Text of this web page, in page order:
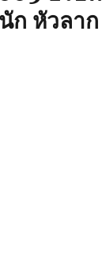
ก หัวลาก